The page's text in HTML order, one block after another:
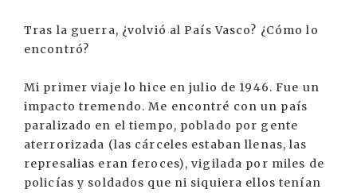
Tras la guerra, ¿volvió al País Vasco? ¿Cómo lo
encontró?
Mi primer viaje lo hice en julio de 1946. Fue un
impacto tremendo. Me encontré con un país
paralizado en el tiempo, poblado por gente
aterrorizada (las cárceles estaban llenas, las
represalias eran feroces), vigilada por miles de
policías y soldados que ni siquiera ellos tenían